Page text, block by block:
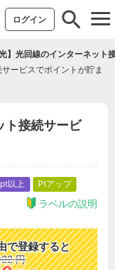
ログイン
光】光回線のインターネット
ービスでポイントが貯ま
ト接続サービ
以上 Ptアップ
ラベルの説明
で登録すると
円